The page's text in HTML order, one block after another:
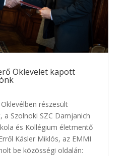
Oklevelet kapott
részesült
a Szolnoki SZC Damjanich
és Kollégium életmentő
Kásler Miklós, az EMMI
be közösségi oldalán: